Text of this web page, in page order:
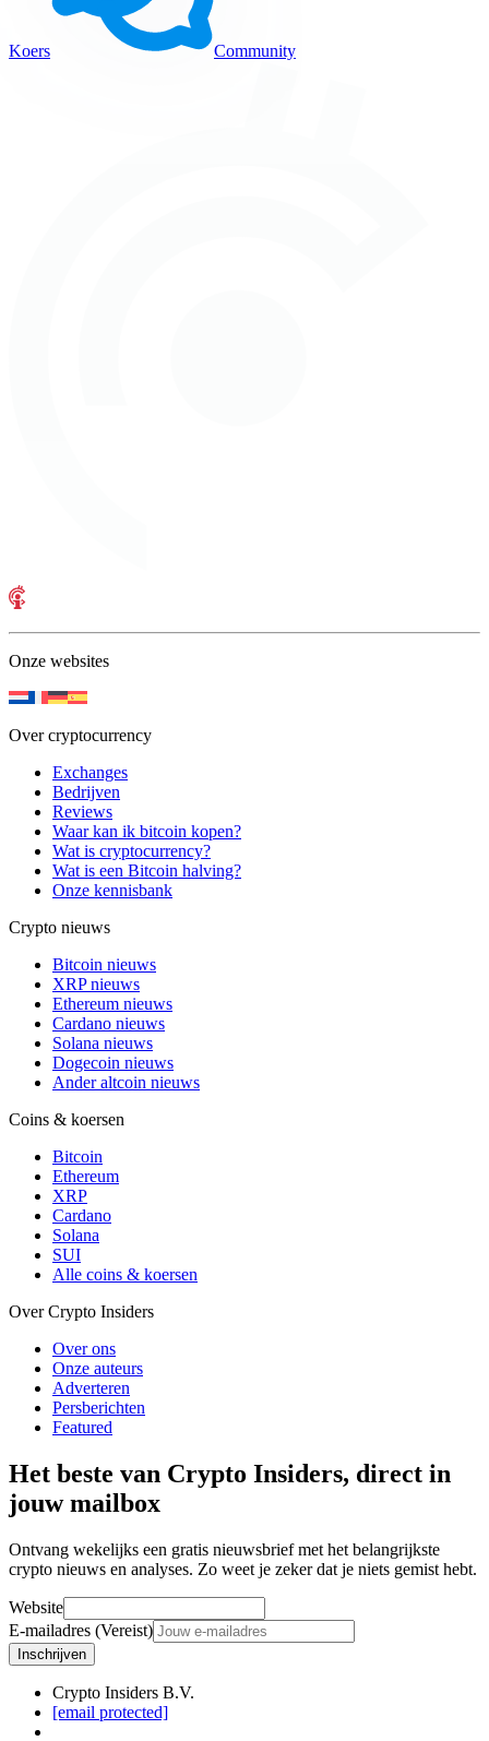
Koers Community
Onze websites
Over cryptocurrency
Exchanges
Bedrijven
Reviews
Waar kan ik bitcoin kopen?
Wat is cryptocurrency?
Wat is een Bitcoin halving?
Onze kennisbank
Crypto nieuws
Bitcoin nieuws
XRP nieuws
Ethereum nieuws
Cardano nieuws
Solana nieuws
Dogecoin nieuws
Ander altcoin nieuws
Coins & koersen
Bitcoin
Ethereum
XRP
Cardano
Solana
SUI
Alle coins & koersen
Over Crypto Insiders
Over ons
Onze auteurs
Adverteren
Persberichten
Featured
Het beste van Crypto Insiders, direct in
jouw mailbox
Ontvang wekelijks een gratis nieuwsbrief met het belangrijkste
crypto nieuws en analyses. Zo weet je zeker dat je niets gemist hebt.
Website
E-mailadres (Vereist)
Inschrijven
Crypto Insiders B.V.
[email protected]